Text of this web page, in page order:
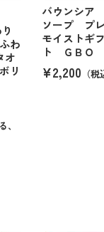
わ
オ
リ
バウンシア
ソープ プ
モイストギ
ト ＧＢＯ
¥2,200 （